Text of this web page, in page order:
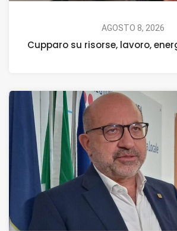
AGOSTO 8, 2026
Cupparo su risorse, lavoro,